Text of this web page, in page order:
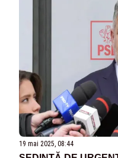
19 mai 2025, 08:44